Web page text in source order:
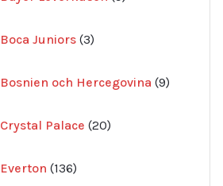
produkter
Boca Juniors 3
produkter
Bosnien och Hercegovina 9
produkter
Crystal Palace 20
produkter
Everton 136
produkter